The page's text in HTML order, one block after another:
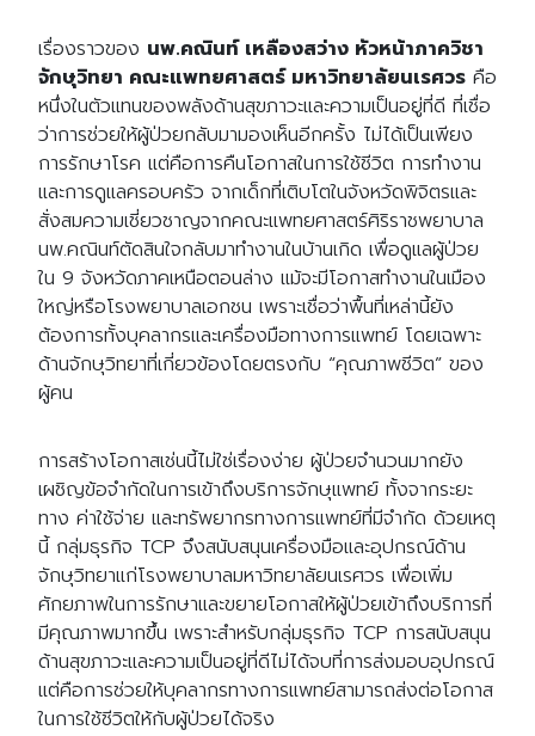
เรื่องราวของ นพ.คณินท์ เหลืองสว่าง หัวหน้าภาควิชา
จักษุวิทยา คณะแพทยศาสตร์ มหาวิทยาลัยนเรศวร คือ
หนึ่งในตัวแทนของพลังด้านสุขภาวะและความเป็นอยู่ที่ดี ที่เชื่อ
ว่าการช่วยให้ผู้ป่วยกลับมามองเห็นอีกครั้ง ไม่ได้เป็นเพียง
การรักษาโรค แต่คือการคืนโอกาสในการใช้ชีวิต การทำงาน
และการดูแลครอบครัว จากเด็กที่เติบโตในจังหวัดพิจิตรและ
สั่งสมความเชี่ยวชาญจากคณะแพทยศาสตร์ศิริราชพยาบาล
นพ.คณินท์ตัดสินใจกลับมาทำงานในบ้านเกิด เพื่อดูแลผู้ป่วย
ใน 9 จังหวัดภาคเหนือตอนล่าง แม้จะมีโอกาสทำงานในเมือง
ใหญ่หรือโรงพยาบาลเอกชน เพราะเชื่อว่าพื้นที่เหล่านี้ยัง
ต้องการทั้งบุคลากรและเครื่องมือทางการแพทย์ โดยเฉพาะ
ด้านจักษุวิทยาที่เกี่ยวข้องโดยตรงกับ “คุณภาพชีวิต” ของ
ผู้คน
การสร้างโอกาสเช่นนี้ไม่ใช่เรื่องง่าย ผู้ป่วยจำนวนมากยัง
เผชิญข้อจำกัดในการเข้าถึงบริการจักษุแพทย์ ทั้งจากระยะ
ทาง ค่าใช้จ่าย และทรัพยากรทางการแพทย์ที่มีจำกัด ด้วยเหตุ
นี้ กลุ่มธุรกิจ TCP จึงสนับสนุนเครื่องมือและอุปกรณ์ด้าน
จักษุวิทยาแก่โรงพยาบาลมหาวิทยาลัยนเรศวร เพื่อเพิ่ม
ศักยภาพในการรักษาและขยายโอกาสให้ผู้ป่วยเข้าถึงบริการที่
มีคุณภาพมากขึ้น เพราะสำหรับกลุ่มธุรกิจ TCP การสนับสนุน
ด้านสุขภาวะและความเป็นอยู่ที่ดีไม่ได้จบที่การส่งมอบอุปกรณ์
แต่คือการช่วยให้บุคลากรทางการแพทย์สามารถส่งต่อโอกาส
ในการใช้ชีวิตให้กับผู้ป่วยได้จริง